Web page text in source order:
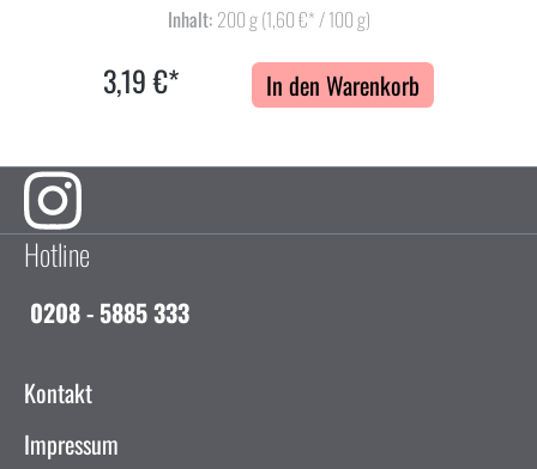
Inhalt: 200 g(1,60 €* / 100 g)
3,19 €* In den Warenkorb
Hotline
0208 - 5885 333
Kontakt
Impressum